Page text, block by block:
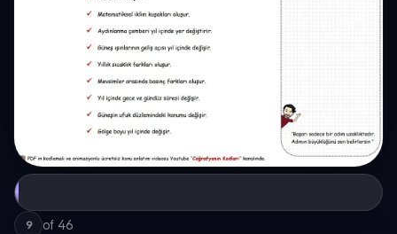
9 of 46